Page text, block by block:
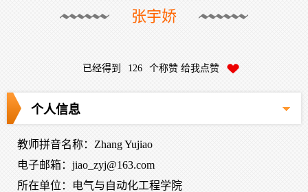
张宇娇
已经得到 126 个称赞 给我点赞
个人信息
教师拼音名称：Zhang Yujiao
电子邮箱： jiao_zyj@163.com
所在单位：电气与自动化工程学院